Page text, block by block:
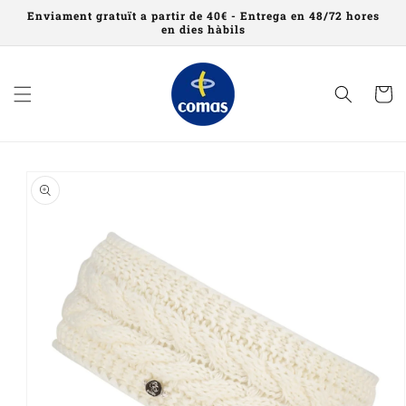
Saltar al
Enviament gratuït a partir de 40€ - Entrega en 48/72 hores
en dies hàbils
Cistell
informació
del